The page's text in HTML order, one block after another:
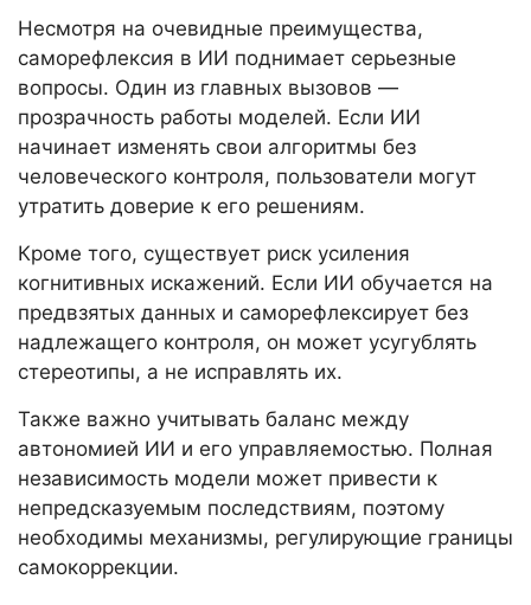
Несмотря на очевидные преимущества,
саморефлексия в ИИ поднимает серьезные
вопросы. Один из главных вызовов —
прозрачность работы моделей. Если ИИ
начинает изменять свои алгоритмы без
человеческого контроля, пользователи могут
утратить доверие к его решениям.
Кроме того, существует риск усиления
когнитивных искажений. Если ИИ обучается на
предвзятых данных и саморефлексирует без
надлежащего контроля, он может усугублять
стереотипы, а не исправлять их.
Также важно учитывать баланс между
автономией ИИ и его управляемостью. Полная
независимость модели может привести к
непредсказуемым последствиям, поэтому
необходимы механизмы, регулирующие границы
самокоррекции.